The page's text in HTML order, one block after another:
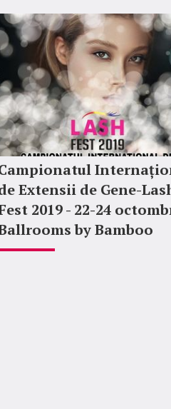
Extensii de Gene-
2019 - 22-24
by Bamboo